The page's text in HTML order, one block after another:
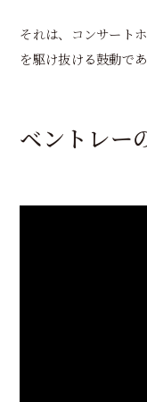
それは、コンサート
を駆け抜ける鼓動で
ベントレー